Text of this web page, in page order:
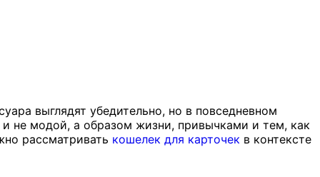
выглядят убедительно, но в повседневном
не модой, а образом жизни, привычками и тем, как
рассматривать кошелек для карточек в контексте